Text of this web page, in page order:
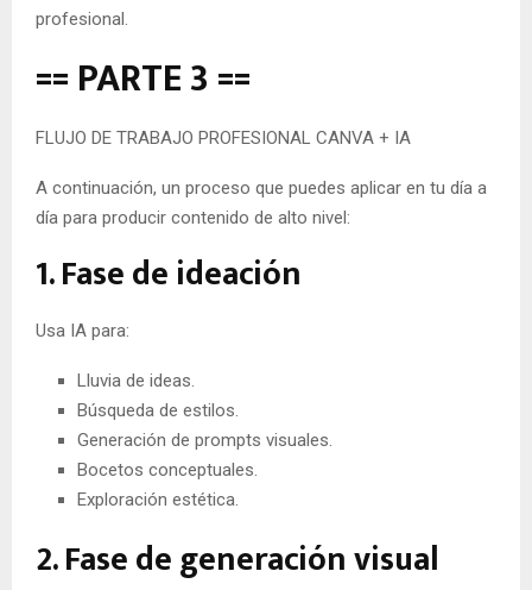
profesional.
== PARTE 3 ==
FLUJO DE TRABAJO PROFESIONAL CANVA + IA
A continuación, un proceso que puedes aplicar en tu día a
día para producir contenido de alto nivel:
1. Fase de ideación
Usa IA para:
Lluvia de ideas.
Búsqueda de estilos.
Generación de prompts visuales.
Bocetos conceptuales.
Exploración estética.
2. Fase de generación visual